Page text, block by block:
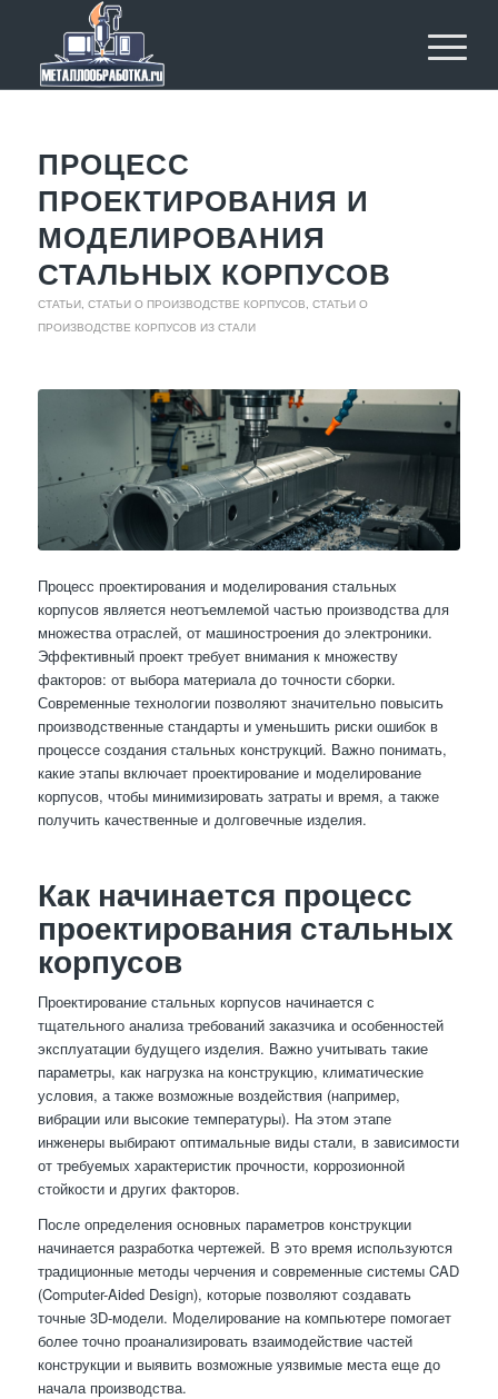
ПРОЦЕСС
ПРОЕКТИРОВАНИЯ И
МОДЕЛИРОВАНИЯ
СТАЛЬНЫХ КОРПУСОВ
СТАТЬИ, СТАТЬИ О ПРОИЗВОДСТВЕ КОРПУСОВ СТАТЬИ О
ПРОИЗВОДСТВЕ КОРПУСОВ ИЗ СТАЛИ
Процесс проектирования и моделирования стальных
корпусов является неотъемлемой частью производства для
множества отраслей, от машиностроения до электроники.
Эффективный проект требует внимания к множеству
факторов: от выбора материала до точности сборки.
Современные технологии позволяют значительно повысить
производственные стандарты и уменьшить риски ошибок в
процессе создания стальных конструкций. Важно понимать,
какие этапы включает проектирование и моделирование
корпусов, чтобы минимизировать затраты и время, а также
получить качественные и долговечные изделия.
Как начинается процесс
проектирования стальных
корпусов
Проектирование стальных корпусов начинается с
тщательного анализа требований заказчика и особенностей
эксплуатации будущего изделия. Важно учитывать такие
параметры, как нагрузка на конструкцию, климатические
условия, а также возможные воздействия (например,
вибрации или высокие температуры). На этом этапе
инженеры выбирают оптимальные виды стали, в зависимости
от требуемых характеристик прочности, коррозионной
стойкости и других факторов.
После определения основных параметров конструкции
начинается разработка чертежей. В это время используются
традиционные методы черчения и современные системы CAD
(Computer-Aided Design), которые позволяют создавать
точные 3D-модели. Моделирование на компьютере помогает
более точно проанализировать взаимодействие частей
конструкции и выявить возможные уязвимые места еще до
начала производства.